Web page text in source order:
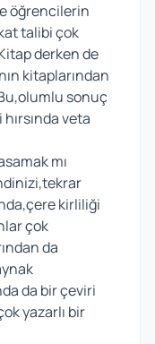
öğrencilerin
talibi çok
derken de
kitaplarından
sonuç
veta
mı
kirliliği
çok
da
da bir çeviri
yazarlı bir